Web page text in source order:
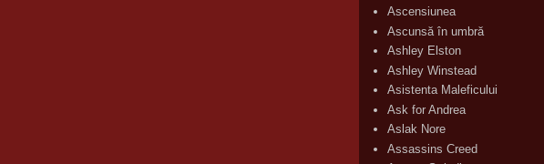
Ascensiunea
Ascunsă în umbră
Ashley Elston
Ashley Winstead
Asistenta Maleficului
Ask for Andrea
Aslak Nore
Assassins Creed